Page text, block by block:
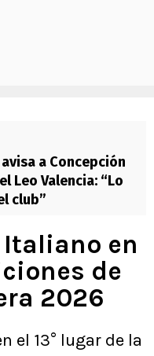
a Concepción
Leo Valencia: “Lo
club”
en
de
2026
el 13° lugar de la